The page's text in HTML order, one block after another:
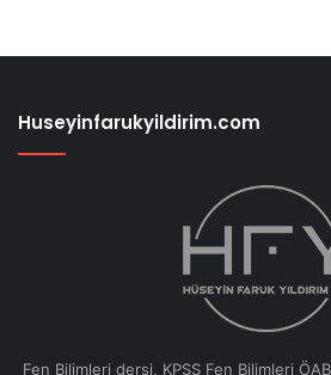
Huseyinfarukyildirim.com
Fen Bilimleri dersi, KPSS Fen Bilimleri